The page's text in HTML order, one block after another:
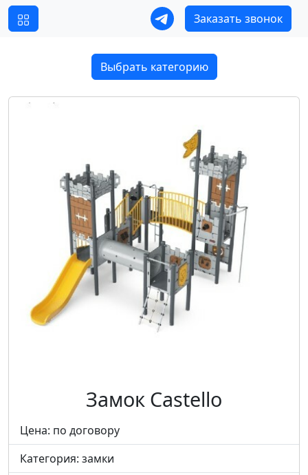
Заказать звонок
Выбрать категорию
Замок Castello
Цена: по договору
Категория: замки